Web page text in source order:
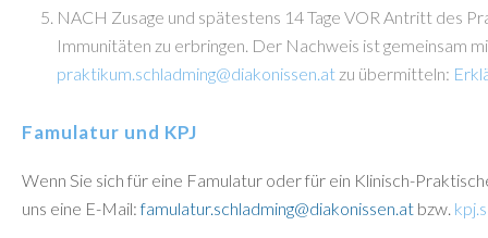
NACH Zusage und spätestens 14 Tage VOR Antritt des
Immunitäten zu erbringen. Der Nachweis ist gemeinsam
praktikum.schladming@diakonissen.at zu übermitteln:
Famulatur und KPJ
Wenn Sie sich für eine Famulatur oder für ein Klinisch-
uns eine E-Mail:famulatur.schladming@diakonissen.at bzw.